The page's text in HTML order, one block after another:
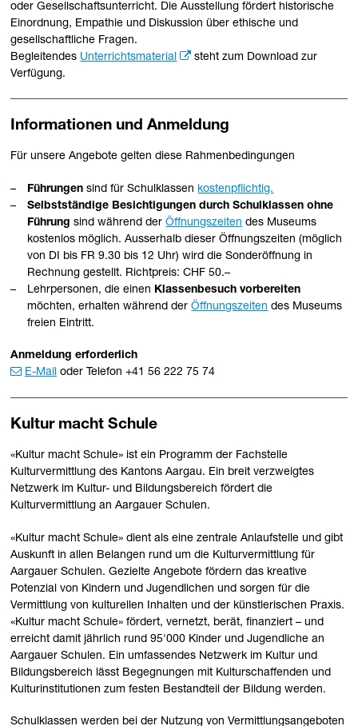
oder Gesellschaftsunterricht. Die Ausstellung fördert historische
Einordnung, Empathie und Diskussion über ethische und
gesellschaftliche Fragen.
Begleitendes Unterrichtsmaterial
steht zum Download zur
Verfügung.
Informationen und Anmeldung
Für unsere Angebote gelten diese Rahmenbedingungen
Führungen sind für Schulklassen kostenpflichtig.
Selbstständige Besichtigungen durch Schulklassen ohne
Führung sind während derÖffnungszeiten des Museums
kostenlos möglich. Ausserhalb dieser Öffnungszeiten (möglich
von DI bis FR 9.30 bis 12 Uhr) wird die Sonderöffnung in
Rechnung gestellt. Richtpreis: CHF 50.–
Lehrpersonen, die einen Klassenbesuch vorbereiten
möchten, erhalten während derÖffnungszeiten des Museums
freien Eintritt.
Anmeldung erforderlich
E-Mailoder Telefon +41 56 222 75 74
Kultur macht Schule
«Kultur macht Schule» ist ein Programm der Fachstelle
Kulturvermittlung des Kantons Aargau. Ein breit verzweigtes
Netzwerk im Kultur- und Bildungsbereich fördert die
Kulturvermittlung an Aargauer Schulen.
«Kultur macht Schule» dient als eine zentrale Anlaufstelle und gibt
Auskunft in allen Belangen rund um die Kulturvermittlung für
Aargauer Schulen. Gezielte Angebote fördern das kreative
Potenzial von Kindern und Jugendlichen und sorgen für die
Vermittlung von kulturellen Inhalten und der künstlerischen Praxis.
«Kultur macht Schule» fördert, vernetzt, berät, finanziert – und
erreicht damit jährlich rund 95'000 Kinder und Jugendliche an
Aargauer Schulen. Ein umfassendes Netzwerk im Kultur und
Bildungsbereich lässt Begegnungen mit Kulturschaffenden und
Kulturinstitutionen zum festen Bestandteil der Bildung werden.
Schulklassen werden bei der Nutzung von Vermittlungsangeboten